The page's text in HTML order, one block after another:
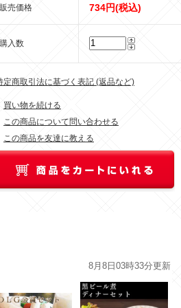
販売価格 734円(税込)
購入数
定商取引法に基づく表記 (返品など)
買い物を続ける
この商品について問い合わせる
この商品を友達に教える